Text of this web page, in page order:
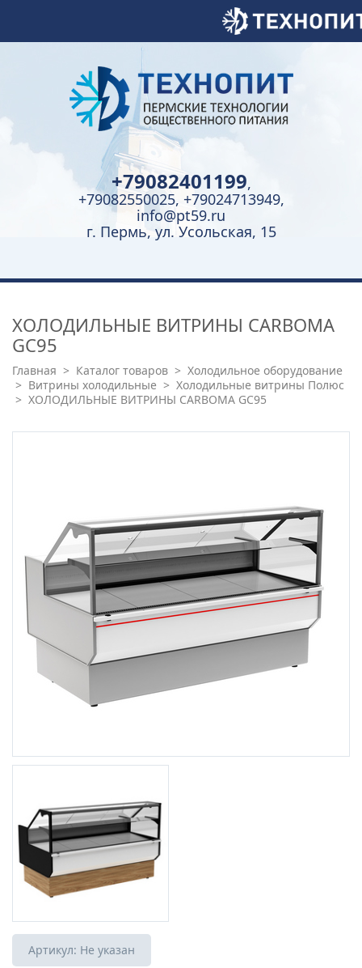
+79082401199,
+79082550025, +79024713949,
info@pt59.ru
г. Пермь, ул. Усольская, 15
ХОЛОДИЛЬНЫЕ ВИТРИНЫ CARBOMA
GC95
Главная > Каталог товаров > Холодильное оборудование
> Витрины холодильные > Холодильные витрины Полюс
> ХОЛОДИЛЬНЫЕ ВИТРИНЫ CARBOMA GC95
Артикул: Не указан